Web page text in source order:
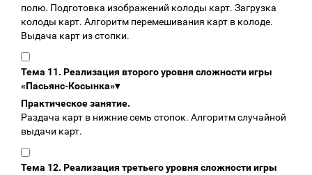
полю. Подготовка изображений колоды карт. Загрузка
колоды карт. Алгоритм перемешивания карт в колоде.
Выдача карт из стопки.
Тема 11. Реализация второго уровня сложности игры
«Пасьянс-Косынка»▾
Практическое занятие.
Раздача карт в нижние семь стопок. Алгоритм случайной
выдачи карт.
Тема 12. Реализация третьего уровня сложности игры